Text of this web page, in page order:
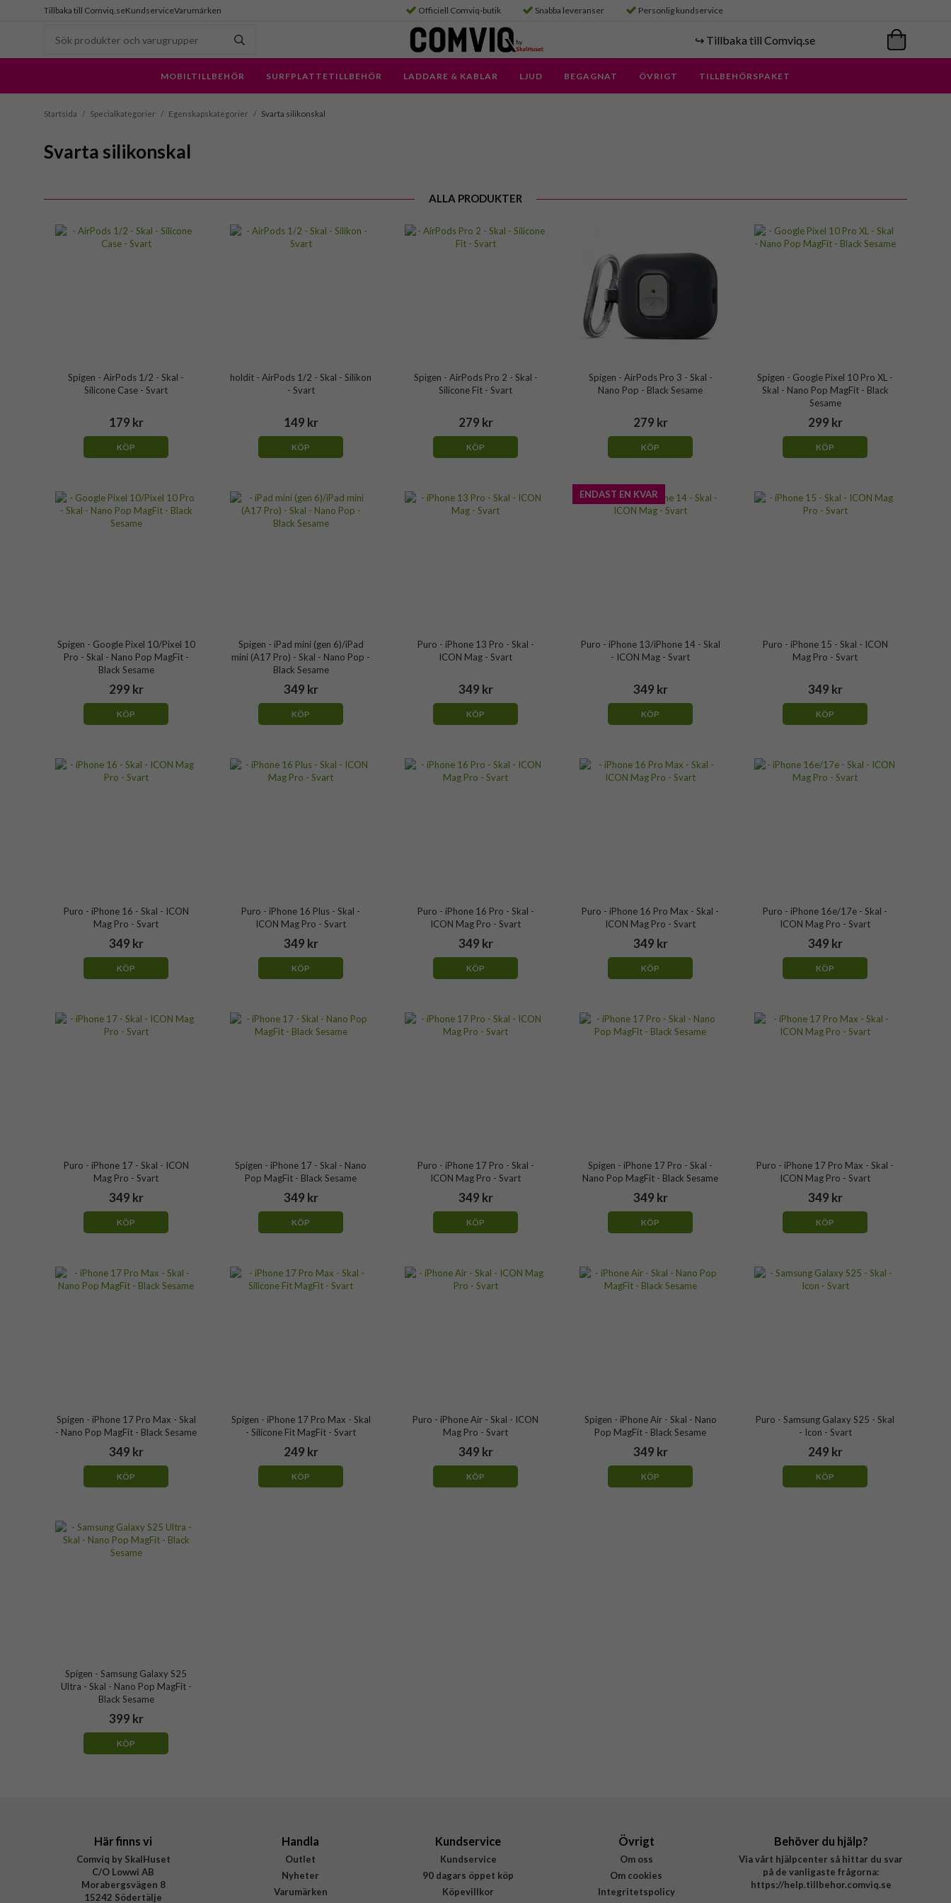
Tillbaka till Comviq.seKundserviceVarumärken Officiell Comviq-butik Snabba leveranser Personlig kundservice
↪️ Tillbaka till Comviq.se
MOBILTILLBEHÖR SURFPLATTETILLBEHÖR LADDARE & KABLAR LJUD BEGAGNAT ÖVRIGT TILLBEHÖRSPAKET
Startsida / Specialkategorier / Egenskapskategorier / Svarta silikonskal
Svarta silikonskal
ALLA PRODUKTER
Spigen - AirPods 1/2 - Skal -
Silicone Case - Svart
179 kr
KÖP
holdit - AirPods 1/2 - Skal - Silikon
- Svart
149 kr
KÖP
Spigen - AirPods Pro 2 - Skal -
Silicone Fit - Svart
279 kr
KÖP
Spigen - AirPods Pro 3 - Skal -
Nano Pop - Black Sesame
279 kr
KÖP
Spigen - Google Pixel 10 Pro XL -
Skal - Nano Pop MagFit - Black
Sesame
299 kr
KÖP
Spigen - Google Pixel 10/Pixel 10
Pro - Skal - Nano Pop MagFit -
Black Sesame
299 kr
KÖP
Spigen - iPad mini (gen 6)/iPad
mini (A17 Pro) - Skal - Nano Pop -
Black Sesame
349 kr
KÖP
Puro - iPhone 13 Pro - Skal -
ICON Mag - Svart
349 kr
KÖP
ENDAST EN KVAR
Puro - iPhone 13/iPhone 14 - Skal
- ICON Mag - Svart
349 kr
KÖP
Puro - iPhone 15 - Skal - ICON
Mag Pro - Svart
349 kr
KÖP
Puro - iPhone 16 - Skal - ICON
Mag Pro - Svart
349 kr
KÖP
Puro - iPhone 16 Plus - Skal -
ICON Mag Pro - Svart
349 kr
KÖP
Puro - iPhone 16 Pro - Skal -
ICON Mag Pro - Svart
349 kr
KÖP
Puro - iPhone 16 Pro Max - Skal -
ICON Mag Pro - Svart
349 kr
KÖP
Puro - iPhone 16e/17e - Skal -
ICON Mag Pro - Svart
349 kr
KÖP
Puro - iPhone 17 - Skal - ICON
Mag Pro - Svart
349 kr
KÖP
Spigen - iPhone 17 - Skal - Nano
Pop MagFit - Black Sesame
349 kr
KÖP
Puro - iPhone 17 Pro - Skal -
ICON Mag Pro - Svart
349 kr
KÖP
Spigen - iPhone 17 Pro - Skal -
Nano Pop MagFit - Black Sesame
349 kr
KÖP
Puro - iPhone 17 Pro Max - Skal -
ICON Mag Pro - Svart
349 kr
KÖP
Spigen - iPhone 17 Pro Max - Skal
- Nano Pop MagFit - Black Sesame
349 kr
KÖP
Spigen - iPhone 17 Pro Max - Skal
- Silicone Fit MagFit - Svart
249 kr
KÖP
Puro - iPhone Air - Skal - ICON
Mag Pro - Svart
349 kr
KÖP
Spigen - iPhone Air - Skal - Nano
Pop MagFit - Black Sesame
349 kr
KÖP
Puro - Samsung Galaxy S25 - Skal
- Icon - Svart
249 kr
KÖP
Spigen - Samsung Galaxy S25
Ultra - Skal - Nano Pop MagFit -
Black Sesame
399 kr
KÖP
Här finns vi
Comviq by SkalHuset
C/O Lowwi AB
Morabergsvägen 8
15242 Södertälje
Handla
Outlet
Nyheter
Varumärken
Kundservice
Kundservice
90 dagars öppet köp
Köpevillkor
Övrigt
Om oss
Om cookies
Integritetspolicy
Behöver du hjälp?
Via vårt hjälpcenter så hittar du svar
på de vanligaste frågorna:
https://help.tillbehor.comviq.se